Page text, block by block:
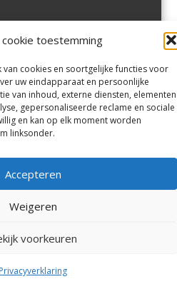
toestemming
van cookies en soortgelijke functies voor
uw eindapparaat en persoonlijke
van inhoud, externe diensten, elementen
gepersonaliseerde reclame en sociale
en kan op elk moment worden
linksonder.
Accepteren
Weigeren
voorkeuren
Privacyverklaring
Velserbroek,Velsen-Zuid,
Zuid,Driehuisen
Spaarnwoude.
Pers B.V.